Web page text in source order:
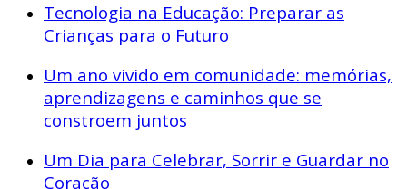
Tecnologia na Educação: Preparar as
Crianças para o Futuro
Um ano vivido em comunidade: memórias,
aprendizagens e caminhos que se
constroem juntos
Um Dia para Celebrar, Sorrir e Guardar no
Coração